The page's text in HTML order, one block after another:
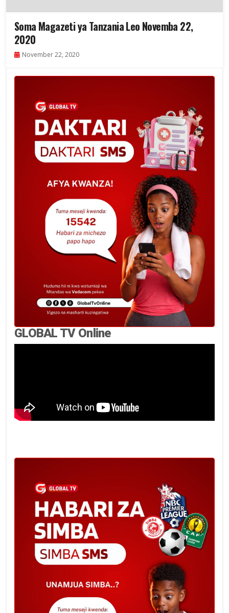
Soma Magazeti ya Tanzania Leo Novemba 22,
2020
November 22, 2020
GLOBAL TV Online